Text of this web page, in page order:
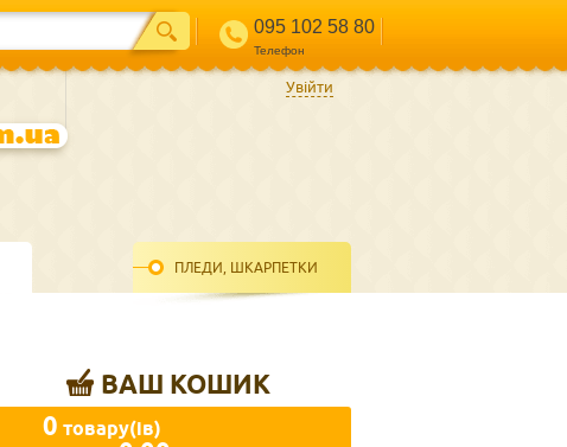
095 102 58 80
Телефон
ПЛЕДИ, ШКАРПЕТКИ
Увійти
ВАШ КОШИК
0 товару(ів)